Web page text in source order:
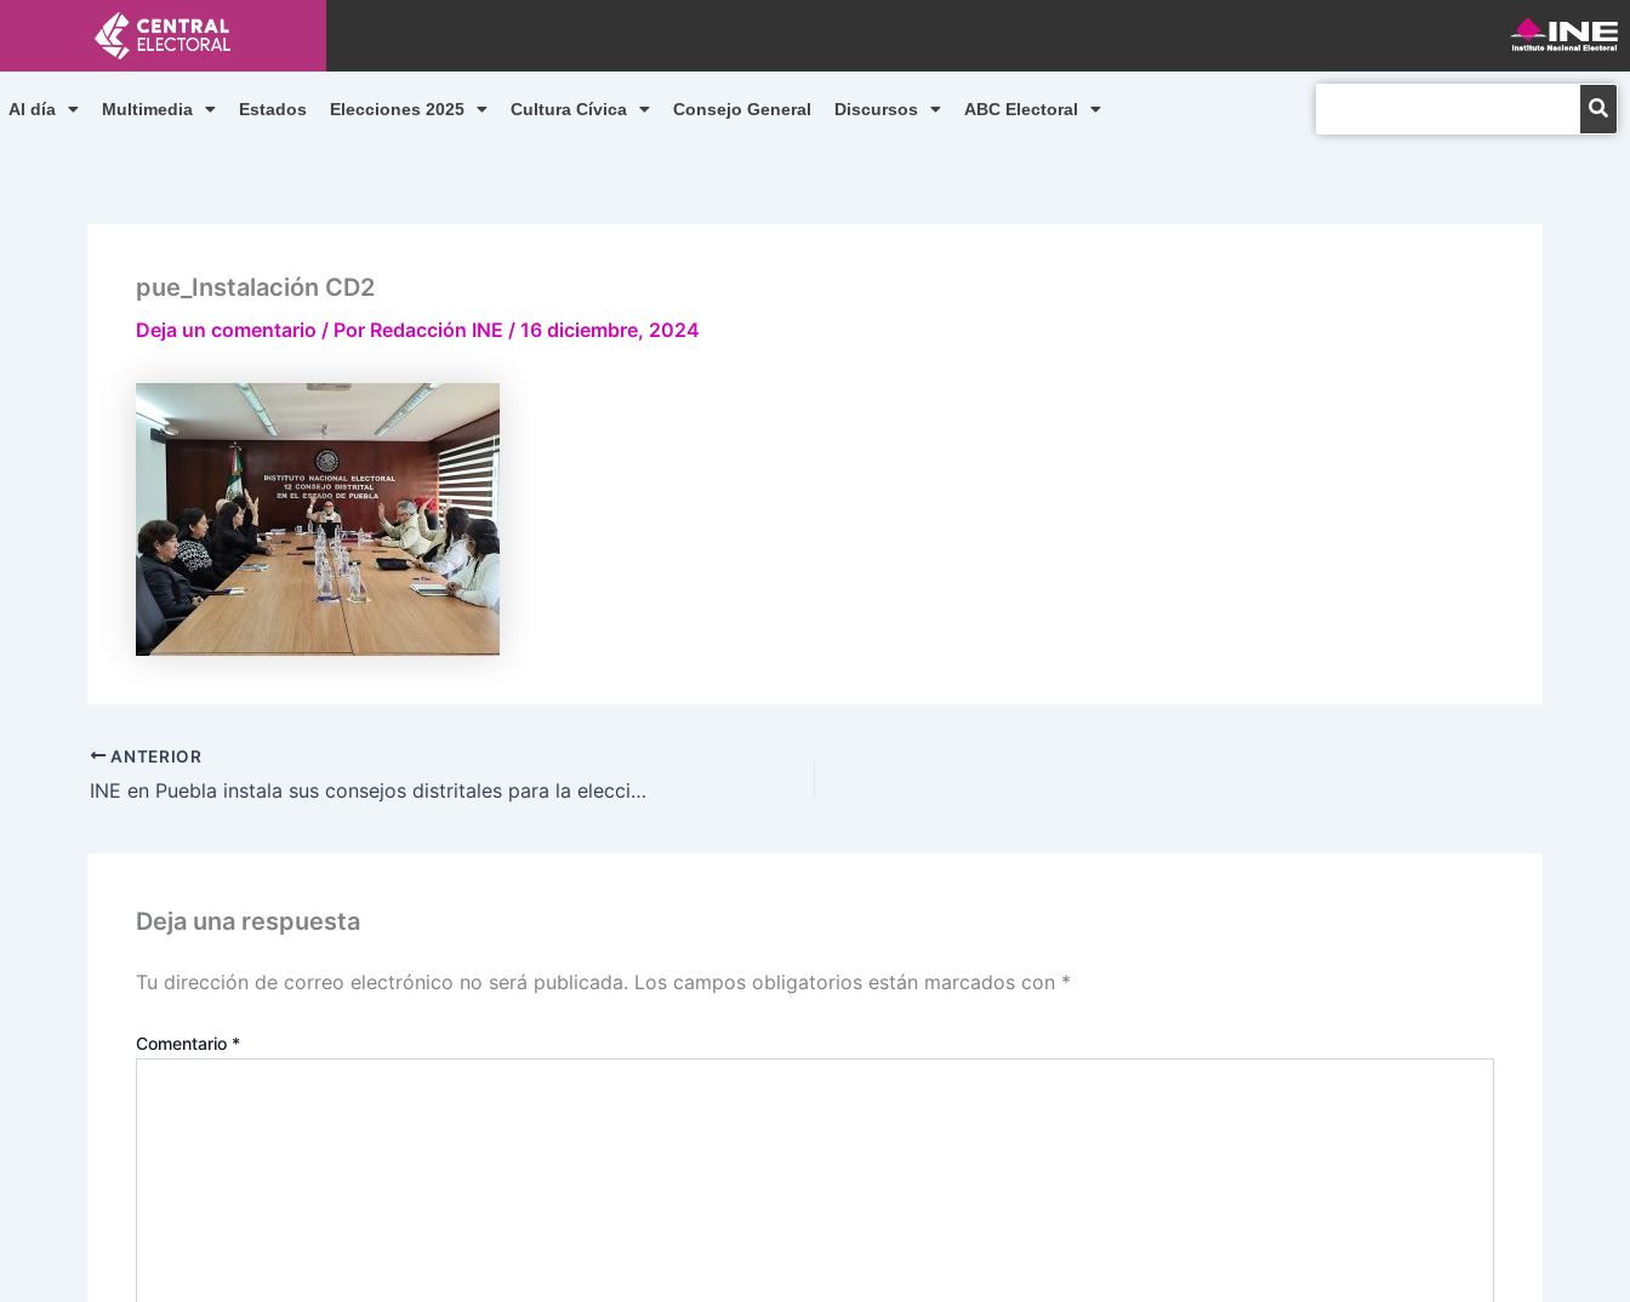
contenido
Al día Multimedia Estados Elecciones 2025 Cultura Cívica Consejo General Discursos ABC Electoral
pue_Instalación CD2
Deja un comentario / Por Redacción INE / 16 diciembre, 2024
ANTERIOR
INE en Puebla instala sus consejos distritales para la elección del Poder Judicial
Deja una respuesta
Tu dirección de correo electrónico no será publicada. Los campos obligatorios están marcados con *
Comentario *